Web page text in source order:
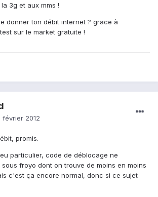
3g et aux mms !
donner ton débit internet ? grace à
sur le market gratuite !
février 2012
promis.
particulier, code de déblocage ne
froyo dont on trouve de moins en moins
c'est ça encore normal, donc si ce sujet